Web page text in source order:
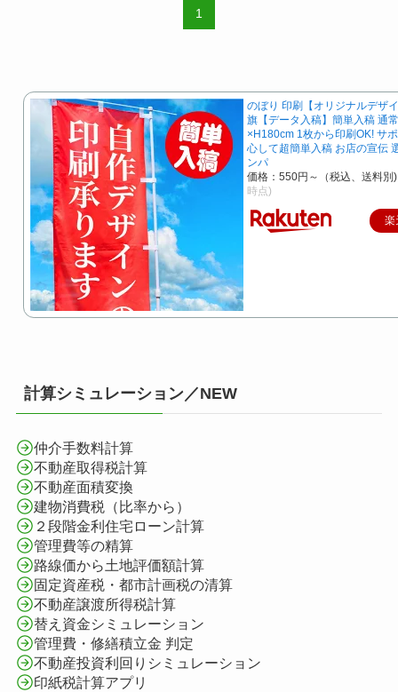
1
のぼり 印刷【オリジナルデザ
旗【データ入稿】簡単入稿 通
×H180cm 1枚から印刷OK! サ
心して超簡単入稿 お店の宣伝
ンパ
価格：550円～（税込、送料別)
時点)
楽
計算シミュレーション／NEW
仲介手数料計算
不動産取得税計算
不動産面積変換
建物消費税（比率から）
２段階金利住宅ローン計算
管理費等の精算
路線価から土地評価額計算
固定資産税・都市計画税の清算
不動産譲渡所得税計算
替え資金シミュレーション
管理費・修繕積立金 判定
不動産投資利回りシミュレーション
印紙税計算アプリ